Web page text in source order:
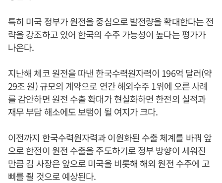
특히 미국 정부가 원전을 중심으로 발전량을 확대한다는 전
략을 강조하고 있어 한국의 수주 가능성이 높다는 평가가
나온다.
지난해 체코 원전을 따낸 한국수력원자력이 196억 달러(약
29조 원) 규모의 계약으로 연간 해외수주 1위에 오른 사례
를 감안하면 원전 수출 확대가 현실화하면 한전의 실적과
재무 부담 해소에도 보탬이 될 여지가 크다.
이전까지 한국수력원자력과 이원화된 수출 체계를 바꿔 앞
으로 한전이 원전 수출을 주도하기로 정부 방향이 세워진
만큼 김 사장은 앞으로 미국을 비롯해 해외 원전 수주에 고
삐를 죌 것으로 예상된다.